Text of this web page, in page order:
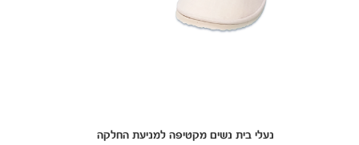
נעלי בית נשים מקטיפה למניעת החלקה